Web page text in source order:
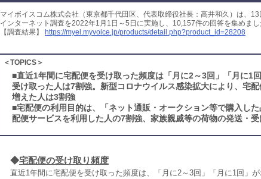
マイボイスコム株式会社（東京都千代田区、代表取締役社長：高井和久）は、
インターネット調査を2022年1月1日～5日に実施し、10,157件の回答を集めまし
【調査結果】
https://myel.myvoice.jp/products/detail.php?product_id=28208
＜TOPICS＞
■直近1年間に宅配便を受け取った頻度は「月に2～3回」「月に1
受け取った人は7割強。新型コロナウイルス感染拡大により、宅
増えた人は3割強
■宅配便の利用目的は、「ネット通販・オークション等で購入し
配便サービスを利用した人の7割強、家族親戚等の荷物の発送・
◆宅配便の受け取り頻度
直近1年間に宅配便を受け取った頻度は、「月に2～3回」「月に1回」